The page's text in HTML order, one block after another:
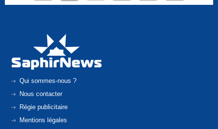
Qui sommes-nous ?
Nous contacter
Régie publicitaire
Mentions légales